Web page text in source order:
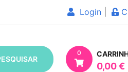
Login
0
0,00 €